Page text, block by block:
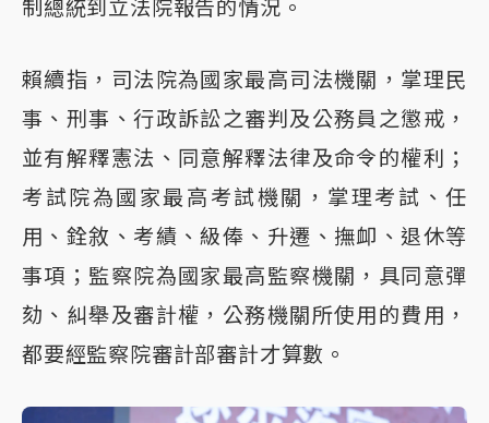
制總統到立法院報告的情況。
賴續指，司法院為國家最高司法機關，掌理民
事、刑事、行政訴訟之審判及公務員之懲戒，
並有解釋憲法、同意解釋法律及命令的權利；
考試院為國家最高考試機關，掌理考試、任
用、銓敘、考績、級俸、升遷、撫卹、退休等
事項；監察院為國家最高監察機關，具同意彈
劾、糾舉及審計權，公務機關所使用的費用，
都要經監察院審計部審計才算數。